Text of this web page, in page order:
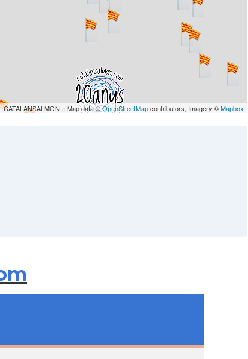
CATALANSALMON :: Map data ©OpenStreetMapcontributors, Imagery ©Mapbox